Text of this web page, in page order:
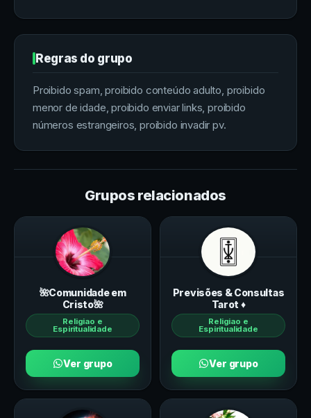
Regras do grupo
Proibido spam, proibido conteúdo adulto, proibido
menor de idade, proibido enviar links, proibido
números estrangeiros, proibido invadir pv.
Grupos relacionados
🌺Comunidade em
Cristo🌺
Religiao e
Espiritualidade
Ver grupo
Previsões & Consultas
Tarot ♦️
Religiao e
Espiritualidade
Ver grupo